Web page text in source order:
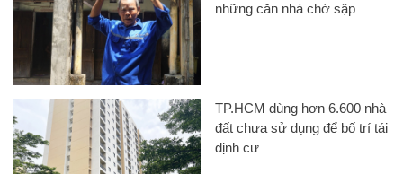
những căn nhà chờ sập
TP.HCM dùng hơn 6.600 nhà
đất chưa sử dụng để bố trí tái
định cư